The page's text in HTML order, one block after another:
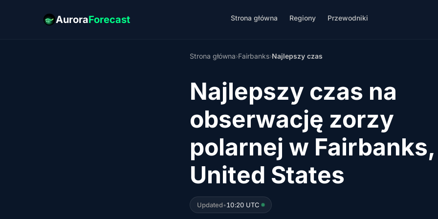
AuroraForecast Strona główna Regiony Przewodniki
Strona główna›Fairbanks›Najlepszy czas
Najlepszy czas na
obserwację zorzy
polarnej w Fairbanks,
United States
Updated•10:20 UTC